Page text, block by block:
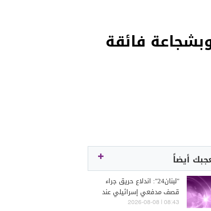
فائقة
أيضاً
"لبنان24": اندلاع حريق جراء
قصف مدفعي إسرائيلي عند
الأطراف الغربية لمدينة ميس
08:43 | 2026-08-08